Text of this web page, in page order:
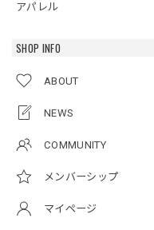
アパレル
SHOP INFO
ABOUT
NEWS
COMMUNITY
メンバーシップ
マイページ